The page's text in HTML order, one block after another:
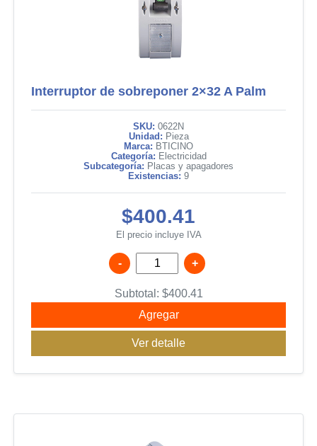
Interruptor de sobreponer 2×32 A Palm
SKU: 0622N
Unidad: Pieza
Marca: BTICINO
Categoría: Electricidad
Subcategoría: Placas y apagadores
Existencias: 9
$400.41
El precio incluye IVA
- +
Subtotal: $400.41
Agregar
Ver detalle